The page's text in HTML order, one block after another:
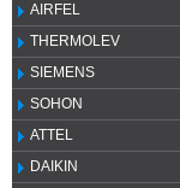
AIRFEL
THERMOLEV
SIEMENS
SOHON
ATTEL
DAIKIN